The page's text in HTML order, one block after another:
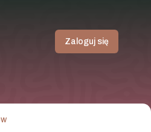
Zaloguj się